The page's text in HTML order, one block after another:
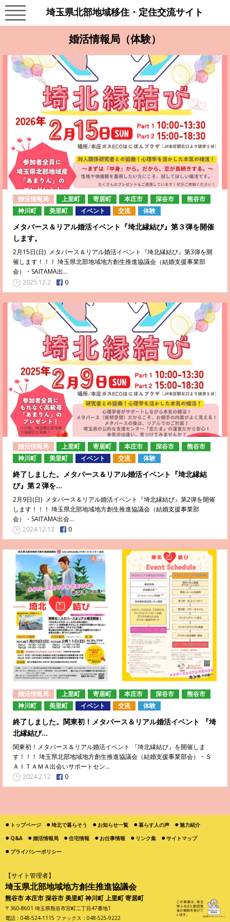
埼玉県北部地域移住・定住交流サイト
婚活情報局（体験）
婚活情報局 上里町 寄居町 本庄市 深谷市
熊谷市
神川町
美里町 イベント 交流 体験
メタバース＆リアル婚活イベント『埼北縁結び』第３弾を開催
します。
2月15日(日) メタバース＆リアル婚活イベント『埼北縁結び』第3弾を開
催します！！！ 埼玉県北部地域地方創生推進協議会（結婚支援事業部
会）・SAITAMA出…
2025.12.2
0
婚活情報局 上里町 寄居町 本庄市 深谷市
熊谷市
神川町
美里町 イベント 交流 体験
終了しました。メタバース＆リアル婚活イベント『埼北縁結
び』第２弾を…
2月9日(日) メタバース＆リアル婚活イベント『埼北縁結び』第2弾を開催
します！！！ 埼玉県北部地域地方創生推進協議会（結婚支援事業部
会）・SAITAMA出会…
2024.12.13
0
婚活情報局 上里町 寄居町 本庄市 深谷市
熊谷市
神川町
美里町 イベント 交流 体験
終了しました。関東初！メタバース＆リアル婚活イベント 『埼
北縁結び…
関東初！メタバース＆リアル婚活イベント 『埼北縁結び』を開催しま
す！！！ 埼玉県北部地域地方創生推進協議会（結婚支援事業部会）・Ｓ
ＡＩＴＡＭＡ出会いサポートセン…
2024.2.12
0
トップページ 埼北で暮らそう お知らせ一覧 暮らす人の声
魅力紹介
Q&A
婚活情報局 住宅情報 お仕事情報 リンク集
サイトマップ
プライバシーポリシー
【サイト管理者】
埼玉県北部地域地方創生推進協議会
熊谷市 本庄市 深谷市 美里町 神川町 上里町 寄居町
〒360-8601 埼玉県熊谷市宮町二丁目47番地1
電話：048-524-1115 ファックス：048-525-9222